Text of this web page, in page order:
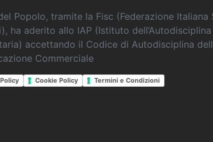
Popolo, tramite la Fisc (Federazione Italiana
ha aderito allo IAP (Istituto dell’Autodisciplina
accettando il Codice di Autodisciplina
Commerciale
Cookie Policy Termini e Condizioni